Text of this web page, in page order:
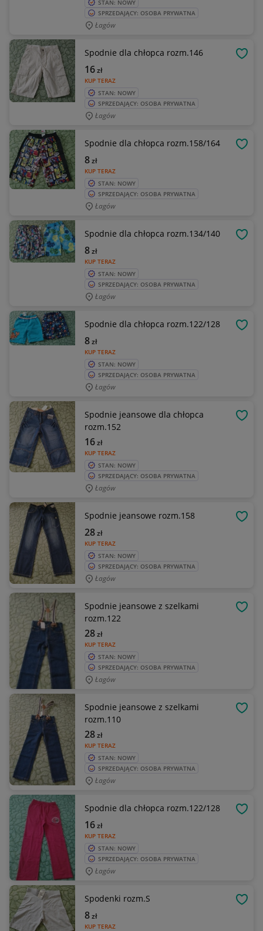
STAN: NOWY
SPRZEDAJĄCY: OSOBA PRYWATNA
Łagów
Spodnie dla chłopca rozm.146
KUP TERAZ
16zł
STAN: NOWY
SPRZEDAJĄCY: OSOBA PRYWATNA
Łagów
Spodnie dla chłopca rozm.158/164
KUP TERAZ
8zł
STAN: NOWY
SPRZEDAJĄCY: OSOBA PRYWATNA
Łagów
Spodnie dla chłopca rozm.134/140
KUP TERAZ
8zł
STAN: NOWY
SPRZEDAJĄCY: OSOBA PRYWATNA
Łagów
Spodnie dla chłopca rozm.122/128
KUP TERAZ
8zł
STAN: NOWY
SPRZEDAJĄCY: OSOBA PRYWATNA
Łagów
Spodnie jeansowe dla chłopca
rozm.152
KUP TERAZ
16zł
STAN: NOWY
SPRZEDAJĄCY: OSOBA PRYWATNA
Łagów
Spodnie jeansowe rozm.158
KUP TERAZ
28zł
STAN: NOWY
SPRZEDAJĄCY: OSOBA PRYWATNA
Łagów
Spodnie jeansowe z szelkami
rozm.122
KUP TERAZ
28zł
STAN: NOWY
SPRZEDAJĄCY: OSOBA PRYWATNA
Łagów
Spodnie jeansowe z szelkami
rozm.110
KUP TERAZ
28zł
STAN: NOWY
SPRZEDAJĄCY: OSOBA PRYWATNA
Łagów
Spodnie dla chłopca rozm.122/128
KUP TERAZ
16zł
STAN: NOWY
SPRZEDAJĄCY: OSOBA PRYWATNA
Łagów
Spodenki rozm.S
KUP TERAZ
8zł